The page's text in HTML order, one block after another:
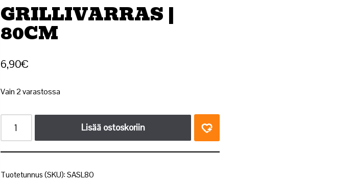
GRILLIVARRAS |
80CM
6,90€
Vain 2 varastossa
Lisää ostoskoriin
Tuotetunnus (SKU):SASL80